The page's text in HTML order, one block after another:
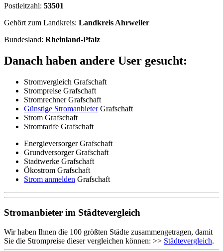
Postleitzahl: 53501
Gehört zum Landkreis: Landkreis Ahrweiler
Bundesland: Rheinland-Pfalz
Danach haben andere User gesucht:
Stromvergleich Grafschaft
Strompreise Grafschaft
Stromrechner Grafschaft
Günstige StromanbieterGrafschaft
Strom Grafschaft
Stromtarife Grafschaft
Energieversorger Grafschaft
Grundversorger Grafschaft
Stadtwerke Grafschaft
Ökostrom Grafschaft
Strom anmelden Grafschaft
Stromanbieter im Städtevergleich
Wir haben Ihnen die 100 größten Städte zusammengetragen, damit
Sie die Strompreise dieser vergleichen können: >> Städtevergleich.